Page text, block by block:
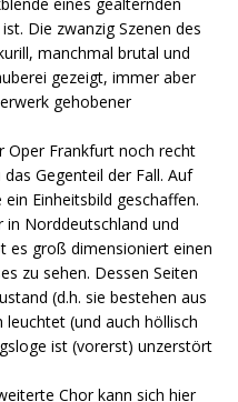
Die zwanzig Szenen des
manchmal brutal und
gezeigt, immer aber
gehobener
Oper Frankfurt noch recht
Gegenteil der Fall. Auf
Einheitsbild geschaffen.
in Norddeutschland und
es groß dimensioniert einen
zu sehen. Dessen Seiten
(d.h. sie bestehen aus
(und auch höllisch
ist (vorerst) unzerstört
Chor kann sich hier